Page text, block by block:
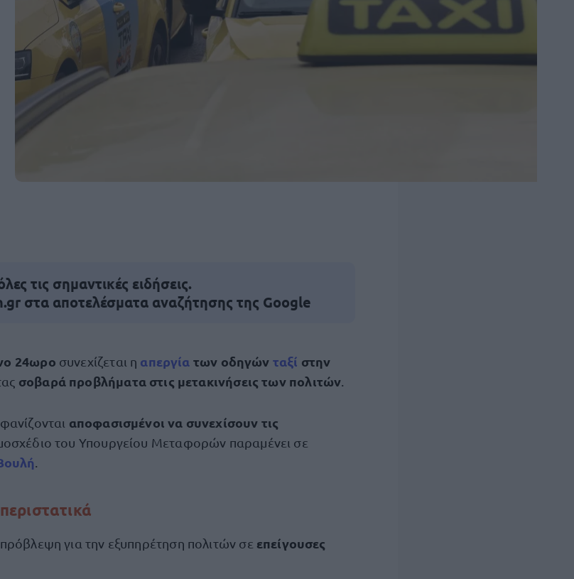
τις σημαντικές ειδήσεις.
στα αποτελέσματα αναζήτησης της Google
24ωρο συνεχίζεται η απεργία των οδηγών ταξί στην
σοβαρά προβλήματα στις μετακινήσεις των πολιτών
αποφασισμένοι να συνεχίσουν τις
του Υπουργείου Μεταφορών παραμένει σε
για την εξυπηρέτηση πολιτών σε επείγουσες